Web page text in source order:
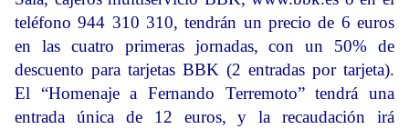
teléfono 944 310 310, tendrán un precio de 6 euros
en las cuatro primeras jornadas, con un 50% de
descuento para tarjetas BBK (2 entradas por tarjeta).
El “Homenaje a Fernando Terremoto” tendrá una
entrada única de 12 euros, y la recaudación irá